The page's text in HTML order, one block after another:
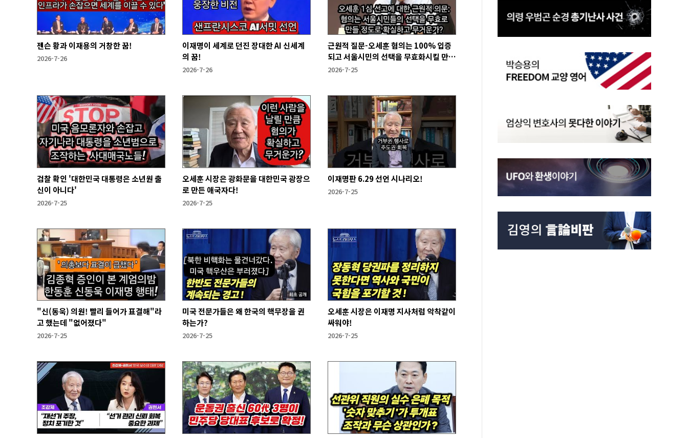
젠슨 황과 이재용의 거창한 꿈!
2026-7-26
이재명이 세계로 던진 장대한 AI 신세계
의 꿈!
2026-7-26
근원적 질문-오세훈 혐의는 100% 입증
되고 서울시민의 선택을 무효화시킬 만큼
무겁나?
2026-7-25
검찰 확인 '대한민국 대통령은 소년원 출
신이 아니다'
2026-7-25
오세훈 시장은 광화문을 대한민국 광장으
로 만든 애국자다!
2026-7-25
이재명판 6.29 선언 시나리오!
2026-7-25
"신(동욱) 의원! 빨리 들어가 표결해"라
고 했는데 "없어졌다"
2026-7-25
미국 전문가들은 왜 한국의 핵무장을 권
하는가?
2026-7-25
오세훈 시장은 이재명 지사처럼 악착같이
싸워야!
2026-7-25